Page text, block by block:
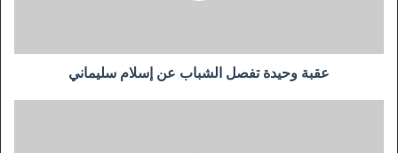
عقبة وحيدة تفصل الشباب عن إسلام سليماني